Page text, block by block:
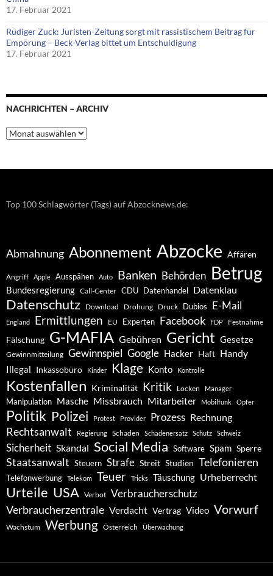
17. Februar 2021
Rüdiger Zuck: Juristen-Zeitung sorgt mit rassistischem Beitrag für
Empörung – Beck-Verlag bittet um Entschuldigung
17. Februar 2021
NACHRICHTEN – ARCHIV
Nachrichten
–
Top 100 Schlagwörter (Tags) auf Abzocknews.de:
Abmahnung Abonnement Abzocke Affären
Angriff Apple Ausspähen Auto Banken Behörden Betrug
Bundesregierung Call-Center CDU Datenhandel Datenklau
Datenschutz Download Drohung Druck Dubios E-Mail
England Ermittlungen EU Experten Facebook FDP Festnahme
Fälschung G-MAFIA Gebühren Gericht Gesetze
Gewinnmitteilung Gewinnspiel Google Hacker Haft Handy
Illegal Inkassobüro Kinder Klage Konto Kontrolle
Kostenfallen Kriminalität Kritik Locken Manager
Manipulation Masche Missbrauch Mitarbeiter Mobilfunk Opfer
Politik Polizei Protest Provider Prozess Rechnung
Rechtsanwalt Regierung Schaden Schadenersatz Schutz Schweiz
Sicherheit Skandal Social Media Software Spam Sperre
Staatsanwalt Steuern Strafe Streit Studien Telefonieren
Telefonwerbung Telekom Teuer Tricks Täuschung Urheberrecht
Urteile USA Verbot Verbraucherschutz
Verbraucherzentrale Verdacht Vertrag Video Vorwurf
Wachstum Werbung Österreich Überwachung